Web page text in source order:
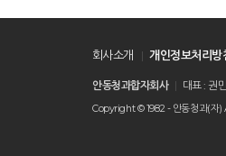
회사소개 개인정보처리방
안동청과합자회사 대표 : 권
Copyright © 1982 - 안동청과(자